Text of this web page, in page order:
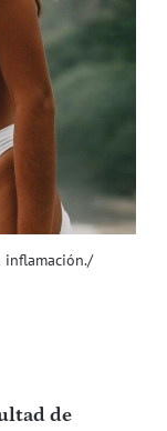
inflamación./
de